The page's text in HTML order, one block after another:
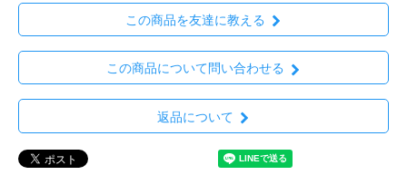
この商品を友達に教える
この商品について問い合わせる
返品について